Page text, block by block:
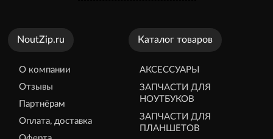
NoutZip.ru
О компании
Отзывы
Партнёрам
Оплата, доставка
Каталог товаров
АКСЕССУАРЫ
ЗАПЧАСТИ ДЛЯ
НОУТБУКОВ
ЗАПЧАСТИ ДЛЯ
ПЛАНШЕТОВ